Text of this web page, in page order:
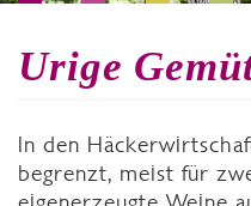
Urige
In den
begrenzt, meist für